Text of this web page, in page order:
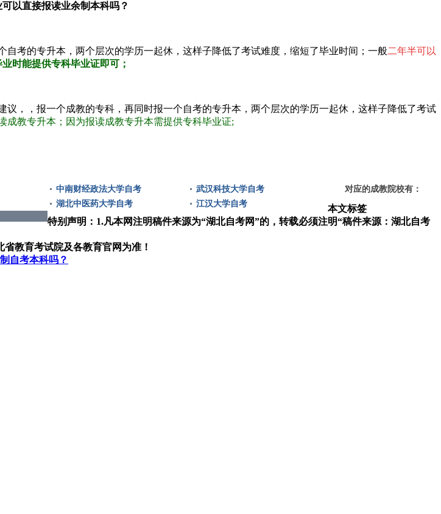
以直接报读业余制本科吗？
考的专升本，两个层次的学历一起休，这样子降低了考试难度，缩短了毕业时间；一般二年半可以
时能提供专科毕业证即可；
，，报一个成教的专科，再同时报一个自考的专升本，两个层次的学历一起休，这样子降低了考试
成教专升本；因为报读成教专升本需提供专科毕业证;
中南财经政法大学自考
武汉科技大学自考
湖北中医药大学自考
江汉大学自考
对应的成教院校有：
本文标签
特别声明：1.凡本网注明稿件来源为“湖北自考网”的，转载必须注明“稿件来源：湖北自考
教育考试院及各教育官网为准！
自考本科吗？